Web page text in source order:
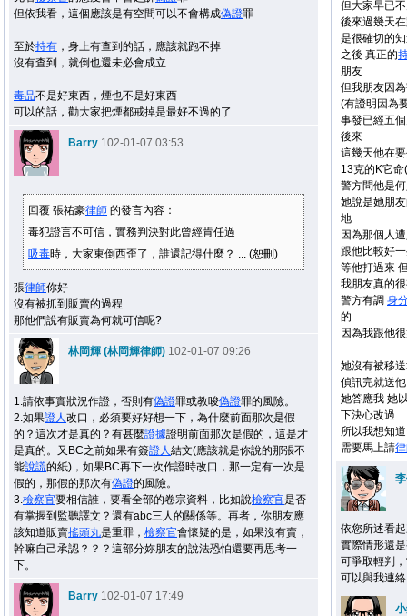
但依我看，這個應該是有空間可以不會構成偽證罪
至於持有 ，身上有查到的話，應該就跑不掉
沒有查到，就倒也還未必會成立
毒品不是好東西，煙也不是好東西
可以的話，勸大家把煙都戒掉是最好不過的了
Barry 102-01-07 03:53
回覆 張祐豪律師 的發言內容：
毒犯證言不可信，實務判決對此曾經肯任過
吸毒時，大家東倒西歪了，誰還記得什麼？ ... (恕刪)
張律師你好
沒有被抓到販賣的過程
那他們說有販賣為何就可信呢?
林岡輝 (林岡輝律師) 102-01-07 09:26
1.請依事實狀況作證，否則有偽證罪或教唆偽證罪的風險。
2.如果證人改口，必須要好好想一下，為什麼前面那次是假
的？這次才是真的？有甚麼證據證明前面那次是假的，這是才
是真的。又BC之前如果有簽證人結文(應該就是你說的那張不
能說謊的紙)，如果BC再下一次作證時改口，那一定有一次是
假的，那假的那次有偽證的風險。
3.檢察官要相信誰，要看全部的卷宗資料，比如說檢察官是否
有掌握到監聽譯文？還有abc三人的關係等。再者，你朋友應
該知道販賣搖頭丸是重罪， 檢察官會懷疑的是，如果沒有賣，
幹嘛自己承認？？？這部分妳朋友的說法恐怕還要再思考一
下。
Barry 102-01-07 17:49
但大家早已
後來過幾天
是很確切的
之後 真正的
朋友
但我朋友因
(有證明因為
事發已經五
後來
這幾天他在
13克的K它
警方問他是
她說是她朋
地
因為那個人
跟他比較好
等他打過來
我朋友真的
警方有調 身
的
因為我跟他
她沒有被移
偵訊完就送
她答應我 她
下決心改過
所以我想知
需要馬上請
依您所述看
實際情形還
可爭取輕判
可以與我連